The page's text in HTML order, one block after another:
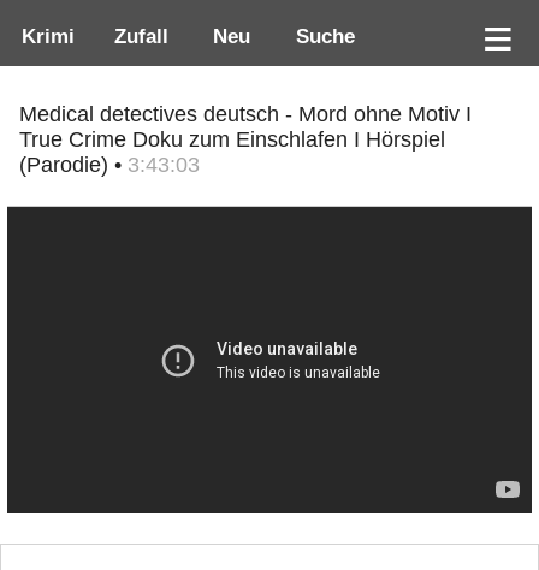
Krimi Zufall Neu Suche
Medical detectives deutsch - Mord ohne Motiv I
True Crime Doku zum Einschlafen I Hörspiel
(Parodie) • 3:43:03